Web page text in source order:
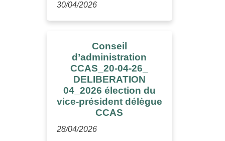
30/04/2026
Conseil
d’administration
CCAS_20-04-26_
DELIBERATION
04_2026 élection du
vice-président délègue
CCAS
28/04/2026